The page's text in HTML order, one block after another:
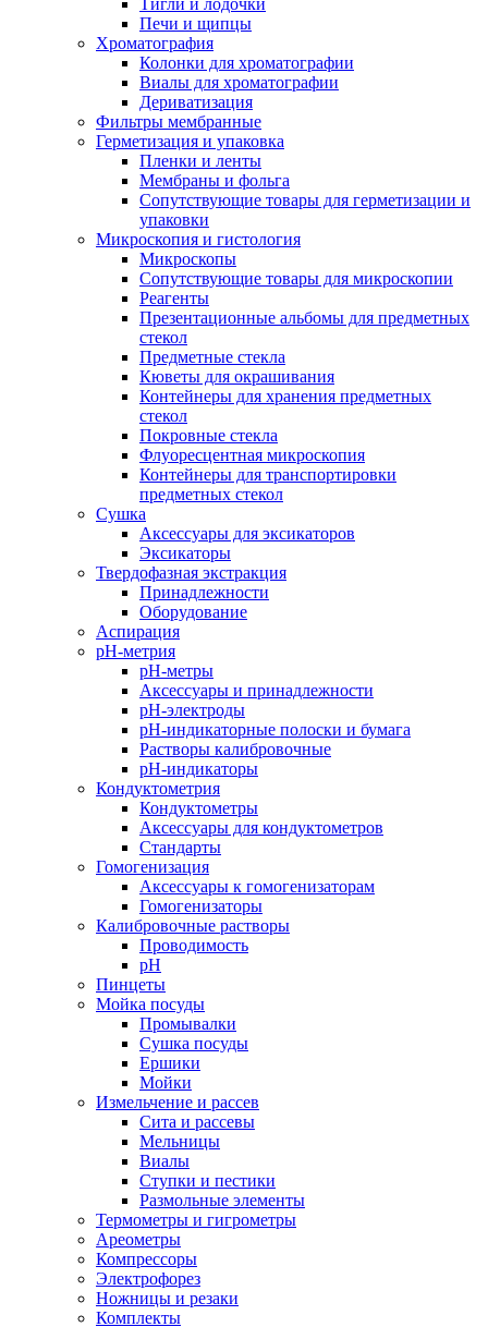
Тигли и лодочки
Печи и щипцы
Хроматография
Колонки для хроматографии
Виалы для хроматографии
Дериватизация
Фильтры мембранные
Герметизация и упаковка
Пленки и ленты
Мембраны и фольга
Сопутствующие товары для герметизации и
упаковки
Микроскопия и гистология
Микроскопы
Сопутствующие товары для микроскопии
Реагенты
Презентационные альбомы для предметных
стекол
Предметные стекла
Кюветы для окрашивания
Контейнеры для хранения предметных
стекол
Покровные стекла
Флуоресцентная микроскопия
Контейнеры для транспортировки
предметных стекол
Сушка
Аксессуары для эксикаторов
Эксикаторы
Твердофазная экстракция
Принадлежности
Оборудование
Аспирация
pH-метрия
pH-метры
Аксессуары и принадлежности
pH-электроды
pH-индикаторные полоски и бумага
Растворы калибровочные
pH-индикаторы
Кондуктометрия
Кондуктометры
Аксессуары для кондуктометров
Стандарты
Гомогенизация
Аксессуары к гомогенизаторам
Гомогенизаторы
Калибровочные растворы
Проводимость
pH
Пинцеты
Мойка посуды
Промывалки
Сушка посуды
Ершики
Мойки
Измельчение и рассев
Сита и рассевы
Мельницы
Виалы
Ступки и пестики
Размольные элементы
Термометры и гигрометры
Ареометры
Компрессоры
Электрофорез
Ножницы и резаки
Комплекты